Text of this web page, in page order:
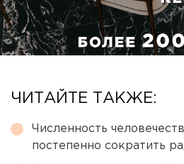
ЧИТАЙТЕ ТАКЖЕ:
Численность
постепенно сократить